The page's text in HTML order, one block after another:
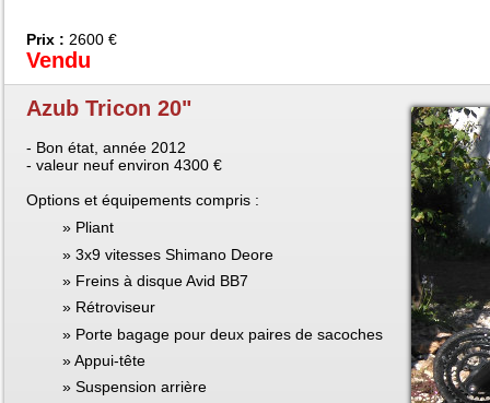
Prix : 2600 €
Vendu
Azub Tricon 20"
- Bon état, année 2012
- valeur neuf environ 4300 €
Options et équipements compris :
Pliant
3x9 vitesses Shimano Deore
Freins à disque Avid BB7
Rétroviseur
Porte bagage pour deux paires de sacoches
Appui-tête
Suspension arrière